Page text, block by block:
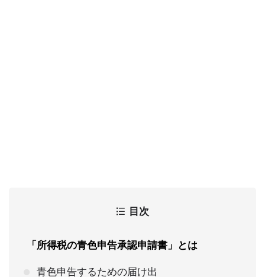
目次
「所得税の青色申告承認申請書」とは
青色申告するための届け出